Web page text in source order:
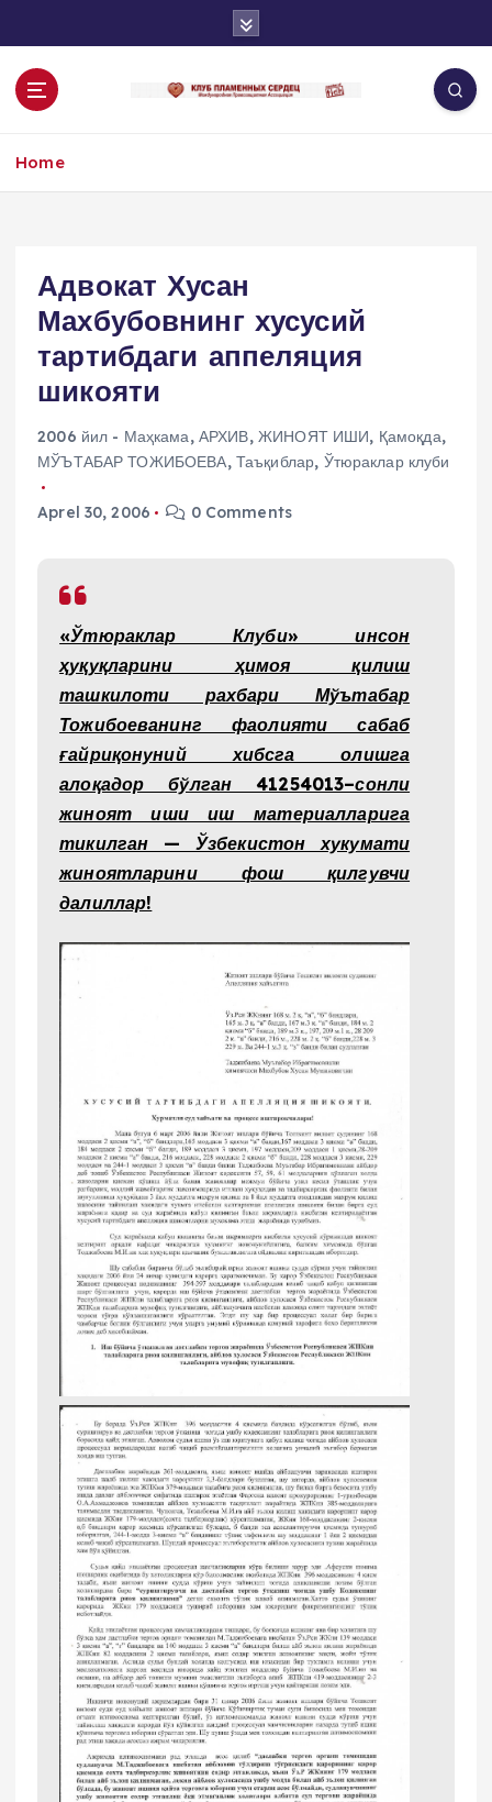
o
Home
Адвокат Хусан
Махбубовнинг хусусий
тартибдаги аппеляция
шикояти
2006 йил - Маҳкама, АРХИВ, ЖИНОЯТ ИШИ, Қамоқда,
МЎЪТАБАР ТОЖИБОЕВА, Таъқиблар, Ўтюраклар клуби
Aprel 30, 2006 0 Comments
«Ўтюраклар Клуби» инсон
ҳуқуқларини ҳимоя қилиш
ташкилоти рахбари Мўътабар
Тожибоеванинг фаолияти сабаб
ғайриқонуний хибсга олишга
алоқадор бўлган 41254013–сонли
жиноят иши иш материалларига
тикилган — Ўзбекистон хукумати
жиноятларини фош қилгувчи
далиллар!